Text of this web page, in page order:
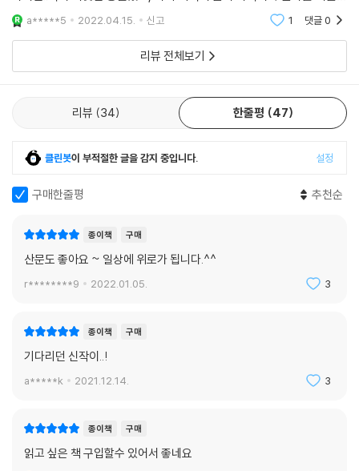
게됐던..위로가 되기도, 인정이 되기도, 시작에 대한 불안도 잠시 내려놓게
되는 시간이었다
a*****5 2022.04.15. 신고 1 댓글0
리뷰 전체보기
리뷰 34 한줄평 47
클린봇이 부적절한 글을 감지 중입니다. 설정
구매한줄평 추천순
종이책 구매
산문도 좋아요 ~ 일상에 위로가 됩니다.^^
r********9 2022.01.05. 3
종이책 구매
기다리던 신작이..!
a*****k 2021.12.14. 3
종이책 구매
읽고 싶은 책 구입할수 있어서 좋네요